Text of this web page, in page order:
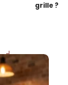
grille ?